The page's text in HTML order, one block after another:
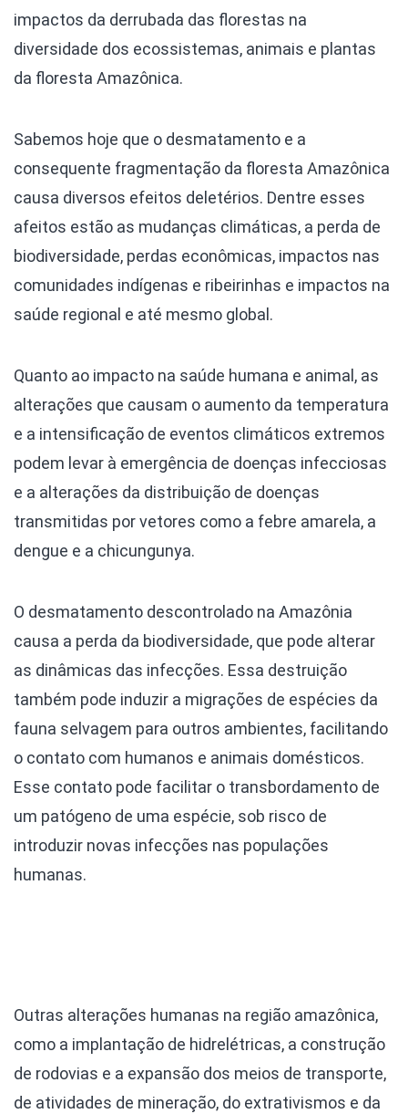
impactos da derrubada das florestas na
diversidade dos ecossistemas, animais e plantas
da floresta Amazônica.
Sabemos hoje que o desmatamento e a
consequente fragmentação da floresta Amazônica
causa diversos efeitos deletérios. Dentre esses
afeitos estão as mudanças climáticas, a perda de
biodiversidade, perdas econômicas, impactos nas
comunidades indígenas e ribeirinhas e impactos na
saúde regional e até mesmo global.
Quanto ao impacto na saúde humana e animal, as
alterações que causam o aumento da temperatura
e a intensificação de eventos climáticos extremos
podem levar à emergência de doenças infecciosas
e a alterações da distribuição de doenças
transmitidas por vetores como a febre amarela, a
dengue e a chicungunya.
O desmatamento descontrolado na Amazônia
causa a perda da biodiversidade, que pode alterar
as dinâmicas das infecções. Essa destruição
também pode induzir a migrações de espécies da
fauna selvagem para outros ambientes, facilitando
o contato com humanos e animais domésticos.
Esse contato pode facilitar o transbordamento de
um patógeno de uma espécie, sob risco de
introduzir novas infecções nas populações
humanas.
Outras alterações humanas na região amazônica,
como a implantação de hidrelétricas, a construção
de rodovias e a expansão dos meios de transporte,
de atividades de mineração, do extrativismos e da